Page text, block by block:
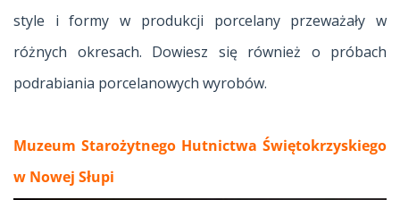
style i formy w produkcji porcelany przeważały w
różnych okresach. Dowiesz się również o próbach
podrabiania porcelanowych wyrobów.
Muzeum Starożytnego Hutnictwa Świętokrzyskiego
w Nowej Słupi